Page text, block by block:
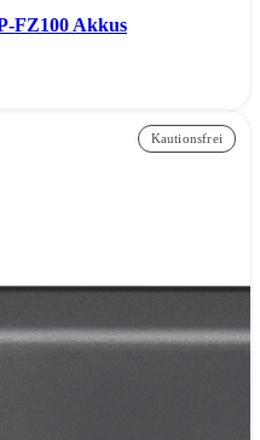
FZ100 Akkus
Kautionsfrei